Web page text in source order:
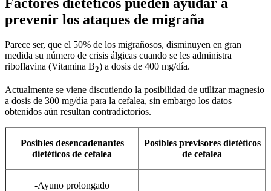
prevenir los ataques de migraña
Parece ser, que el 50% de los migrañosos, disminuyen en gran
medida su número de crisis álgicas cuando se les administra
riboflavina (Vitamina B2) a dosis de 400 mg/día.
Actualmente se viene discutiendo la posibilidad de utilizar magnesio
a dosis de 300 mg/día para la cefalea, sin embargo los datos
obtenidos aún resultan contradictorios.
Posibles desencadenantes
dietéticos de cefalea
Posibles previsores dietéticos
de cefalea
-Ayuno prolongado